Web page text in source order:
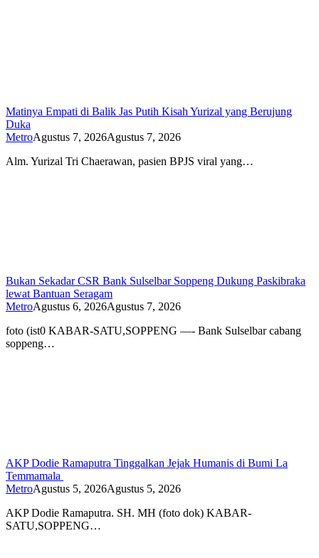
Matinya Empati di Balik Jas Putih Kisah Yurizal yang Berujung
Duka
MetroAgustus 7, 2026Agustus 7, 2026
Alm. Yurizal Tri Chaerawan, pasien BPJS viral yang…
Bukan Sekadar CSR Bank Sulselbar Soppeng Dukung Paskibraka
lewat Bantuan Seragam
MetroAgustus 6, 2026Agustus 7, 2026
foto (ist0 KABAR-SATU,SOPPENG —- Bank Sulselbar cabang
soppeng…
AKP Dodie Ramaputra Tinggalkan Jejak Humanis di Bumi La
Temmamala
MetroAgustus 5, 2026Agustus 5, 2026
AKP Dodie Ramaputra. SH. MH (foto dok) KABAR-
SATU,SOPPENG…